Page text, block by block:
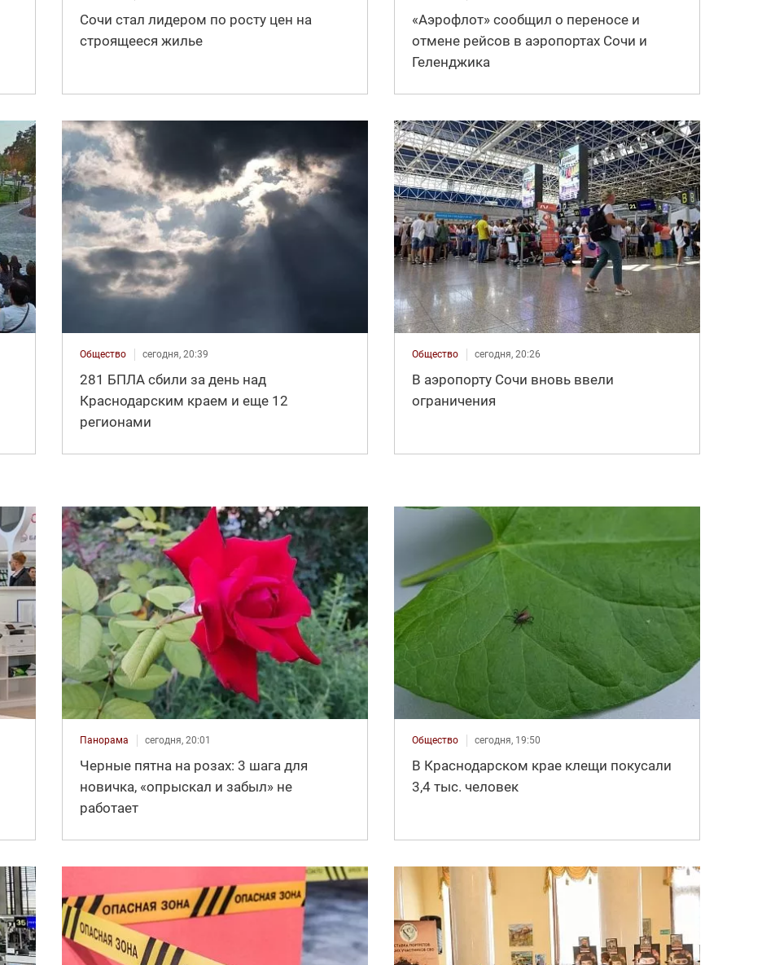
Сочи стал лидером по росту цен на
строящееся жилье
«Аэрофлот» сообщил о переносе и
отмене рейсов в аэропортах Сочи и
Геленджика
Общество сегодня, 20:39
281 БПЛА сбили за день над
Краснодарским краем и еще 12
регионами
Общество сегодня, 20:26
В аэропорту Сочи вновь ввели
ограничения
Панорама сегодня, 20:01
Черные пятна на розах: 3 шага для
новичка, «опрыскал и забыл» не
работает
Общество сегодня, 19:50
В Краснодарском крае клещи покусали
3,4 тыс. человек